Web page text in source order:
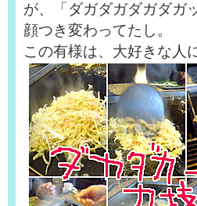
が、「ダガダガダガダガ
顔つき変わってたし。
この有様は、大好きな